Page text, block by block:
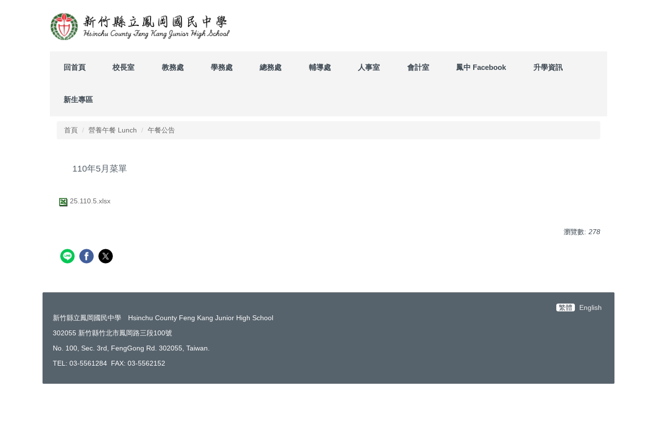
回首頁 校長室 教務處 學務處 總務處 輔導處 人事室 會計室 鳳中 Facebook 升學資訊
新生專區
首頁 營養午餐 Lunch 午餐公告
110年5月菜單
25.110.5.xlsx
瀏覽數: 278
繁體
English
新竹縣立鳳岡國民中學 Hsinchu County Feng Kang Junior High School
302055 新竹縣竹北市鳳岡路三段100號
No. 100, Sec. 3rd, FengGong Rd. 302055, Taiwan.
TEL: 03-5561284 FAX: 03-5562152